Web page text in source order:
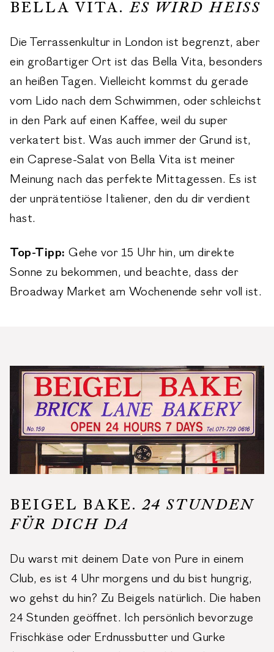
BELLA VITA. ES WIRD HEISS
Die Terrassenkultur in London ist begrenzt, aber
ein großartiger Ort ist das Bella Vita, besonders
an heißen Tagen. Vielleicht kommst du gerade
vom Lido nach dem Schwimmen, oder schleichst
in den Park auf einen Kaffee, weil du super
verkatert bist. Was auch immer der Grund ist,
ein Caprese-Salat von Bella Vita ist meiner
Meinung nach das perfekte Mittagessen. Es ist
der unprätentiöse Italiener, den du dir verdient
hast.
Top-Tipp: Gehe vor 15 Uhr hin, um direkte
Sonne zu bekommen, und beachte, dass der
Broadway Market am Wochenende sehr voll ist.
BEIGEL BAKE.24 STUNDEN
FÜR DICH DA
Du warst mit deinem Date von Pure in einem
Club, es ist 4 Uhr morgens und du bist hungrig,
wo gehst du hin? Zu Beigels natürlich. Die haben
24 Stunden geöffnet. Ich persönlich bevorzuge
Frischkäse oder Erdnussbutter und Gurke